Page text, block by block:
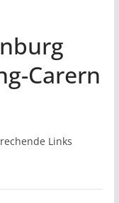
Carern
Links